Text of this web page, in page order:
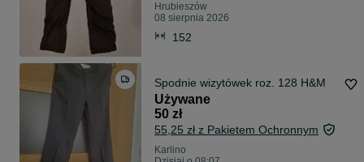
Hrubieszów
08 sierpnia 2026
152
Spodnie wizytówek roz. 128 H&M
Używane
50 zł
55,25 zł z Pakietem Ochronnym
Karlino